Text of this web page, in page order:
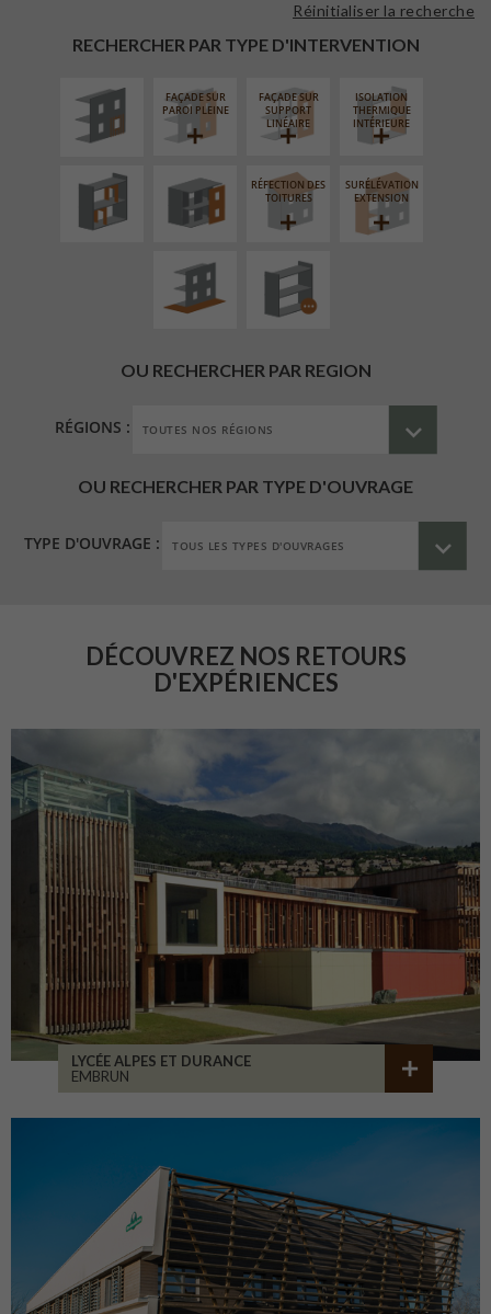
RECHERCHER PAR TYPE D'INTERVENTION
Réinitialiser la recherche
EXTÉRIEURE
FAÇADE SUR
PAROI PLEINE
FAÇADE SUR
SUPPORT
LINÉAIRE
ISOLATION
THERMIQUE
INTÉRIEURE
RÉAMÉNAGEMENT
INTÉRIEUR
FERMETURE
LOGGIAS
RÉFECTION DES
TOITURES
SURÉLÉVATION
EXTENSION
AMÉNAGEMENT
EXTÉRIEUR
PROCÉDÉ
PARTICULIER
OU RECHERCHER PAR REGION
RÉGIONS :
OU RECHERCHER PAR TYPE D'OUVRAGE
TYPE D'OUVRAGE :
DÉCOUVREZ NOS RETOURS
D'EXPÉRIENCES
LYCÉE ALPES ET DURANCE
EMBRUN